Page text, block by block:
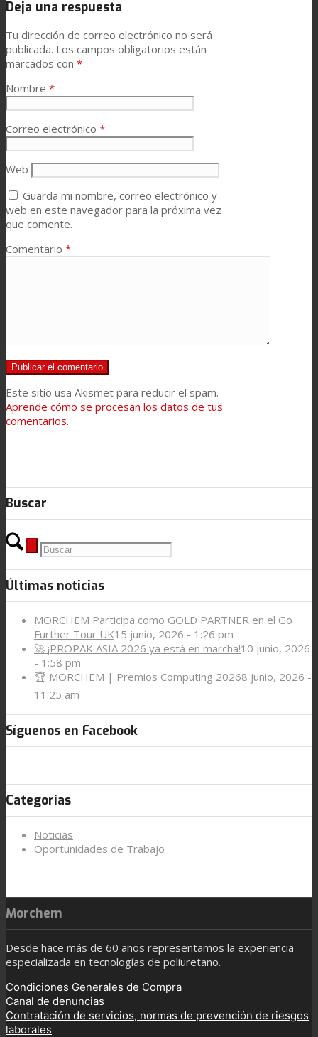
Deja una respuesta
Tu dirección de correo electrónico no será
publicada. Los campos obligatorios están
marcados con *
Nombre *
Correo electrónico *
Web
Guarda mi nombre, correo electrónico y
web en este navegador para la próxima vez
que comente.
Comentario *
Este sitio usa Akismet para reducir el spam.
Aprende cómo se procesan los datos de tus
comentarios.
Buscar
Últimas noticias
MORCHEM Participa como GOLD PARTNER en el Go
Further Tour UK15 junio, 2026 - 1:26 pm
🚀 ¡PROPAK ASIA 2026 ya está en marcha!10 junio, 2026
- 1:58 pm
🏆 MORCHEM | Premios Computing 20268 junio, 2026 -
11:25 am
Síguenos en Facebook
Categorias
Noticias
Oportunidades de Trabajo
Morchem
Desde hace más de 60 años representamos la experiencia
especializada en tecnologías de poliuretano.
Condiciones Generales de Compra
Canal de denuncias
Contratación de servicios, normas de prevención de riesgos
laborales